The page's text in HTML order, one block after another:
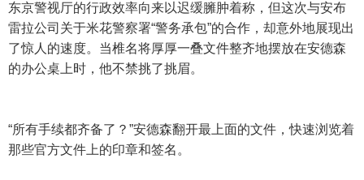
东京警视厅的行政效率向来以迟缓臃肿着称，但这次与安布
雷拉公司关于米花警察署“警务承包”的合作，却意外地展现出
了惊人的速度。当椎名将厚厚一叠文件整齐地摆放在安德森
的办公桌上时，他不禁挑了挑眉。
“所有手续都齐备了？”安德森翻开最上面的文件，快速浏览着
那些官方文件上的印章和签名。